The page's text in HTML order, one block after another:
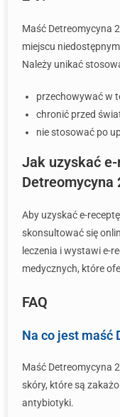
Maść Detreomycyna
miejscu
Należy unikać
przechowywać w
chronić przed
nie stosować po
Jak uzyskać
Detreomycyna
Aby uzyskać e-
skonsultować się
leczenia i wystawi e-
medycznych, które
FAQ
Na co jest maść
Maść Detreomycyna
skóry, które są
antybiotyki.